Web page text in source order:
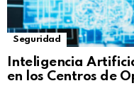
Seguridad
Inteligencia
en los Centros de